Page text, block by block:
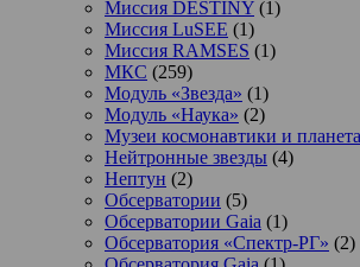
Миссия DESTINY (1)
Миссия LuSEE (1)
Миссия RAMSES (1)
МКС (259)
Модуль «Звезда» (1)
Модуль «Наука» (2)
Музеи космонавтики и
Нейтронные звезды (4)
Нептун (2)
Обсерватории (5)
Обсерватории Gaia (1)
Обсерватория «Спектр-РГ» (2)